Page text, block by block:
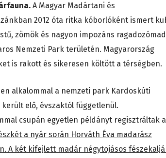
A Magyar Madártani és
2012 óta ritka kóborlóként ismert
zömök és nagyon impozáns
Nemzeti Park területén. Magyarország
is rakott és sikeresen költött a térségben.
alkalommal a nemzeti park Kardoskúti
elő, évszaktól függetlenül.
csupán egyetlen példányt regisztráltak a
a nyár során Horváth Éva madarász
A két kifejlett madár négytojásos